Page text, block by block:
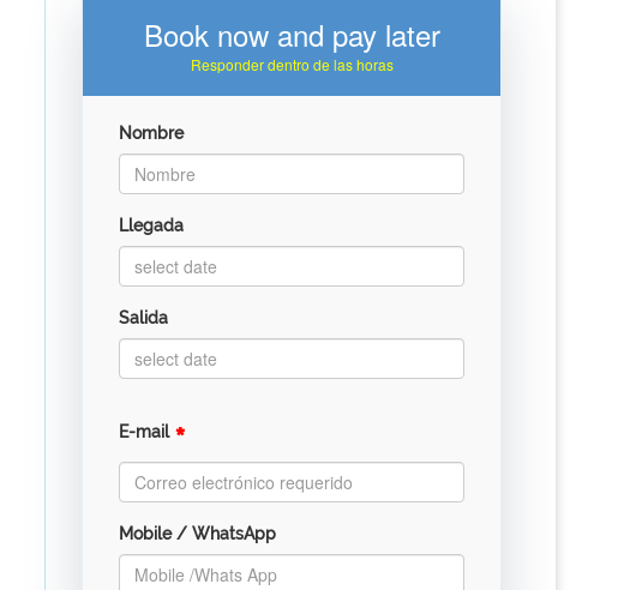
Book now and pay later
Responder dentro de las horas
Nombre
Llegada
Salida
E-mail *
Mobile / WhatsApp